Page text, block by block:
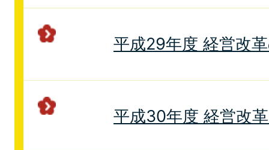
平成29年度 経営改
平成30年度 経営改